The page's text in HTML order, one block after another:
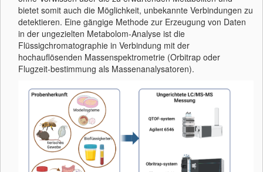
bietet somit auch die Möglichkeit, unbekannte Verbindungen zu
detektieren. Eine gängige Methode zur Erzeugung von Daten
in der ungezielten Metabolom-Analyse ist die
Flüssigchromatographie in Verbindung mit der
hochauflösenden Massenspektrometrie (Orbitrap oder
Flugzeit-bestimmung als Massenanalysatoren).